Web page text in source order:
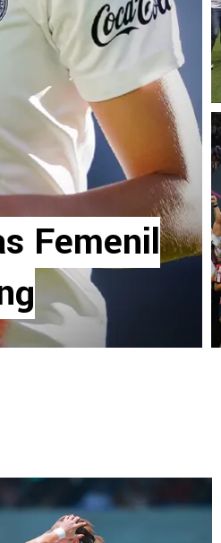
Femenil